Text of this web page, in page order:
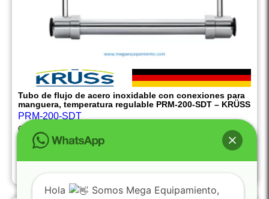
Tubo de flujo de acero inoxidable con conexiones para
manguera, temperatura regulable PRM-200-SDT – KRÜSS
PRM-200-SDT
Capacidad:
17 ml
Temperatura:
Regulable
Longitud:
200 mm
Material:
Acero inoxidable
$1,344.44
Hola
Somos Mega Equipamiento,